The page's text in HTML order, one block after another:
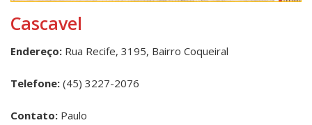
Cascavel
Endereço: Rua Recife, 3195, Bairro Coqueiral
Telefone: (45) 3227-2076
Contato: Paulo